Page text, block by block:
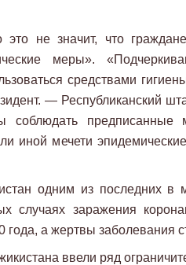
это не значит, что
меры».
средствами
— Республиканский
соблюдать
иной мечети
одним из последних
случаях заражения
года, а жертвы заболевания
ввели ряд